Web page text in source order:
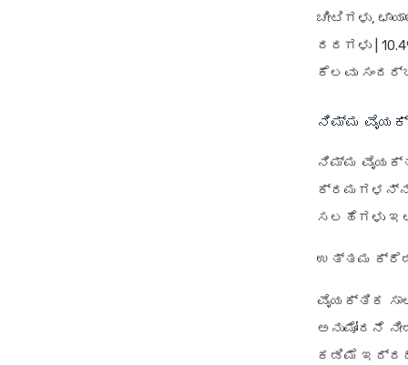
ಚೀಟಿಗಳು,
ದರಗಳು |
ಕೆಲವು
ನಿಮ್ಮ
ನಿಮ್ಮ
ಸಲಹೆಗಳು
ಉತ್ತಮ
ವೈಯಕ್ತಿಕ
ಅನುಮೋದನೆ
ಕಡಿಮೆ